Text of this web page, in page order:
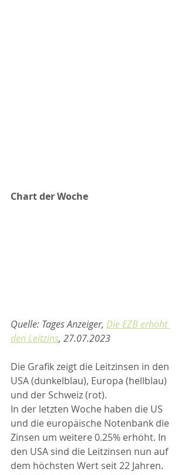
Chart der Woche
Quelle: Tages Anzeiger, Die EZB erhöht
den Leitzins, 27.07.2023
Die Grafik zeigt die Leitzinsen in den
USA (dunkelblau), Europa (hellblau)
und der Schweiz (rot).
In der letzten Woche haben die US
und die europäische Notenbank die
Zinsen um weitere 0.25% erhöht. In
den USA sind die Leitzinsen nun auf
dem höchsten Wert seit 22 Jahren.